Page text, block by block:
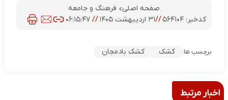
صفحه اصلی
فرهنگ و جامعه
کدخبر: ۵۶۴۱۰۴ //۳۱ اردیبهشت ۱۴۰۵ // ۰۶:۱۵:۴۷
برچسب ها: کشک کشک بادمجان
اخبار مرتبط